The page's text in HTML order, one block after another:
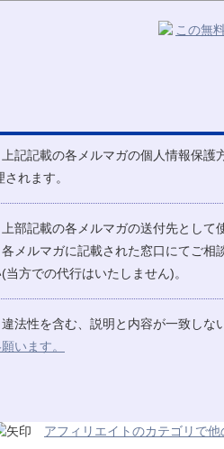
記記載の各メルマガの個人情報保護
れます。
部記載の各メルマガの送付先として
メルマガに記載された窓口にてご相
方での代行はいたしません)。
法性を含む、説明と内容が一致しな
います。
アフィリエイトのカテゴリで